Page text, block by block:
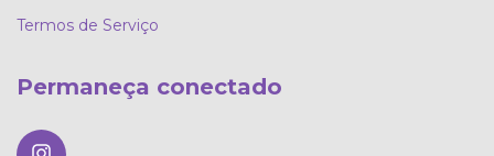
Termos de Serviço
Permaneça conectado